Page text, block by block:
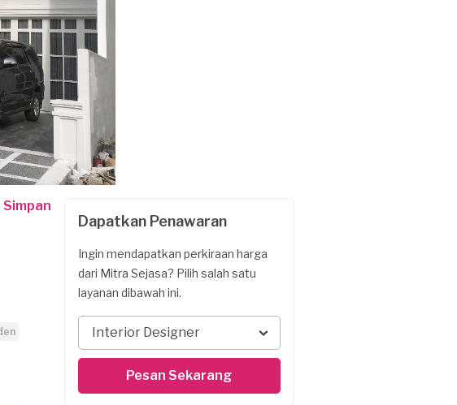
Simpan
Dapatkan Penawaran
Ingin mendapatkan perkiraan harga
dari Mitra Sejasa? Pilih salah satu
layanan dibawah ini.
Interior Designer
Pesan Sekarang